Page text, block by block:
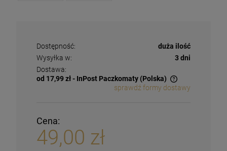
Dostępność:
duża ilość
Wysyłka w:
3 dni
Dostawa:
od 17,99 zł- InPost Paczkomaty (Polska)
sprawdź formy dostawy
Cena:
49,00 zł